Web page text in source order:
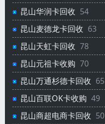
昆山华润卡回收 54
昆山麦德龙卡回收 63
昆山天虹卡回收 78
昆山元祖卡收购 70
昆山万通杉德卡回收 65
昆山百联OK卡收购 49
昆山商超电商卡回收 50